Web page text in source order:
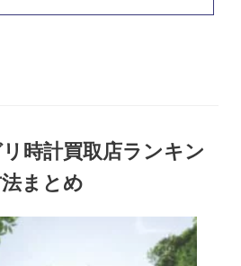
時計買取店ランキン
まとめ